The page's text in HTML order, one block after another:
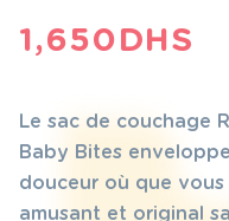
1,650DHS
Le sac de couchage
Baby Bites
douceur où que
amusant et original